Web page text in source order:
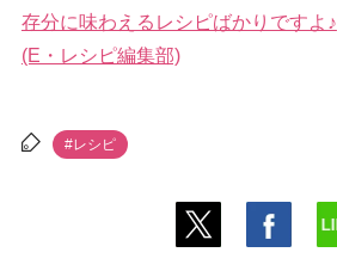
存分に味わえるレシピばかりですよ♪
(E・レシピ編集部)
#レシピ